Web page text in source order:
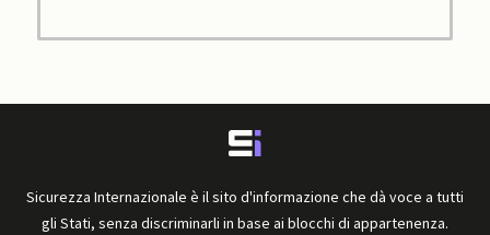
Sicurezza Internazionale è il sito d'informazione che dà voce a tutti
gli Stati, senza discriminarli in base ai blocchi di appartenenza.